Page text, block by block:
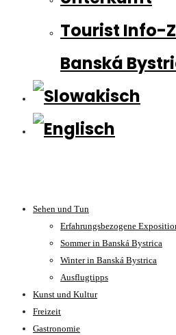
Tourist Info-
Banská
Sehen und Tun
Erfahrungsbezogene
Sommer in Banská Bystrica
Winter in Banská Bystrica
Ausflugtipps
Kunst und Kultur
Freizeit
Gastronomie